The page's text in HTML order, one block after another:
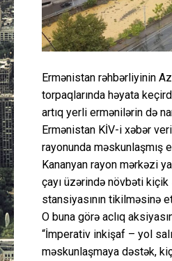
Ermənistan rəhbərliyinin
torpaqlarında həyata
artıq yerli ermənilərin də
Ermənistan KİV-i xəbər
rayonunda məskunlaşmış
Kananyan rayon mərkəzi
çayı üzərində növbəti
stansiyasının tikilməsinə
O buna görə aclıq
“İmperativ inkişaf – yol
məskunlaşmaya dəstək,